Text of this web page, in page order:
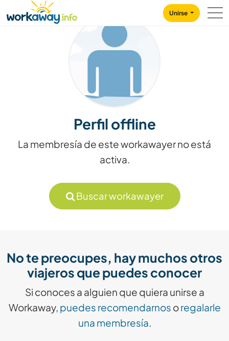
CONTENT
MAIN NAVIGATION
Unirse
Perfil offline
La membresía de este workawayer no está
activa.
Buscar workawayer
No te preocupes, hay muchos otros
viajeros que puedes conocer
Si conoces a alguien que quiera unirse a
Workaway, puedes recomendarnos oregalarle
una membresía